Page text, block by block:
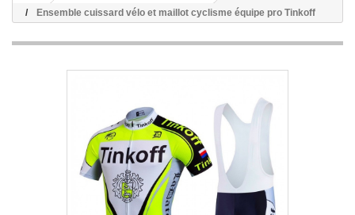
Ensemble cuissard vélo et maillot cyclisme équipe pro Tinkoff